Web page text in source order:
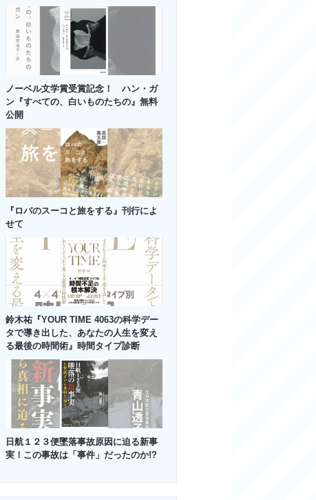
ノーベル文学賞受賞記念！ ハン・ガ
ン『すべての、白いものたちの』無料
公開
『ロバのスーコと旅をする』刊行によ
せて
鈴木祐『YOUR TIME 4063の科学デー
タで導き出した、あなたの人生を変え
る最後の時間術』時間タイプ診断
日航１２３便墜落事故原因に迫る新事
実！この事故は「事件」だったのか!?